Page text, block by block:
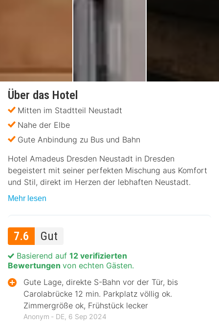
Über das Hotel
Mitten im Stadtteil Neustadt
Nahe der Elbe
Gute Anbindung zu Bus und Bahn
Hotel Amadeus Dresden Neustadt in Dresden
begeistert mit seiner perfekten Mischung aus Komfort
und Stil, direkt im Herzen der lebhaften Neustadt.
Mehr lesen
7.6 Gut
Basierend auf 12 verifizierten
Bewertungen von echten Gästen.
Gute Lage, direkte S-Bahn vor der Tür, bis
Carolabrücke 12 min. Parkplatz völlig ok.
Zimmergröße ok, Frühstück lecker
Anonym ‐ DE, 6 Sep 2024